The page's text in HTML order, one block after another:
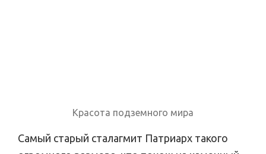
Красота подземного мира
Самый старый сталагмит Патриарх такого